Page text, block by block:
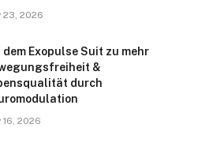
23, 2026
dem Exopulse Suit zu mehr
&
durch
16, 2026